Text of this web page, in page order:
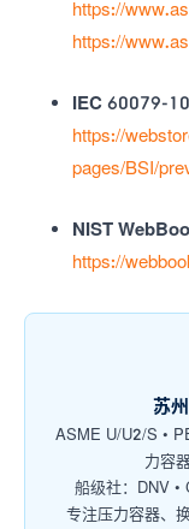
https://
https://
IEC 60079-
https://
pages/BSI/
NIST
https://
苏
ASME U/U2/S •
力容
船级社：DNV •
专注压力容器、